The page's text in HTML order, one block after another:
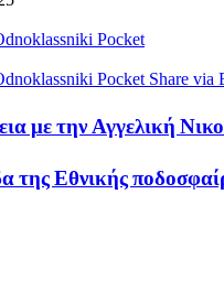
Pocket
Pocket Share via
με την Αγγελική
της Εθνικής